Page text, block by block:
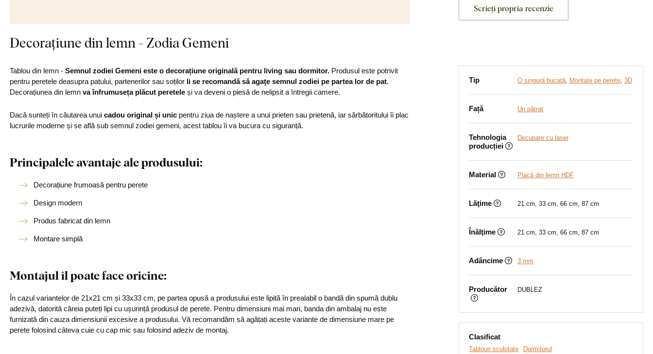
Scrieți propria recenzie
Decorațiune din lemn - Zodia Gemeni
Tablou din lemn - Semnul zodiei Gemeni este o decorațiune originală pentru living sau dormitor. Produsul este potrivit
pentru peretele deasupra patului, partenerilor sau soților li se recomandă să agațe semnul zodiei pe partea lor de pat.
Decorațiunea din lemn va înfrumuseța plăcut peretele și va deveni o piesă de nelipsit a întregii camere.
Dacă sunteți în căutarea unui cadou original și unic pentru ziua de naștere a unui prieten sau prietenă, iar sărbătoritului îi plac
lucrurile moderne și se află sub semnul zodiei gemeni, acest tablou îi va bucura cu siguranță.
Principalele avantaje ale produsului:
Decorațiune frumoasă pentru perete
Design modern
Produs fabricat din lemn
Montare simplă
Montajul îl poate face oricine:
În cazul variantelor de 21x21 cm și 33x33 cm, pe partea opusă a produsului este lipită în prealabil o bandă din spumă dublu
adezivă, datorită căreia puteți lipi cu ușurință produsul de perete. Pentru dimensiuni mai mari, banda din ambalaj nu este
furnizată din cauza dimensiunii excesive a produsului. Vă recomandăm să agățați aceste variante de dimensiune mare pe
perete folosind câteva cuie cu cap mic sau folosind adeziv de montaj.
Tip O singură bucată, Montate pe perete, 3D
Față Un pătrat
Tehnologia
producției
Decupare cu laser
Material Placă din lemn HDF
Lăţime 21 cm, 33 cm, 66 cm, 87 cm
Înălţime 21 cm, 33 cm, 66 cm, 87 cm
Adâncime 3 mm
Producător DUBLEZ
Clasificat
Tablouri sculptate
Dormitorul